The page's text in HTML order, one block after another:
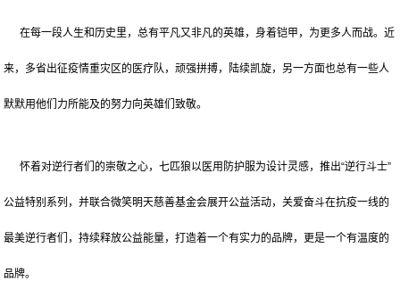
在每一段人生和历史里，总有平凡又非凡的英雄，身着铠甲，为更多人而战。近
来，多省出征疫情重灾区的医疗队，顽强拼搏，陆续凯旋，另一方面也总有一些人
默默用他们力所能及的努力向英雄们致敬。
怀着对逆行者们的崇敬之心，七匹狼以医用防护服为设计灵感，推出“逆行斗士”
公益特别系列，并联合微笑明天慈善基金会展开公益活动，关爱奋斗在抗疫一线的
最美逆行者们，持续释放公益能量，打造着一个有实力的品牌，更是一个有温度的
品牌。